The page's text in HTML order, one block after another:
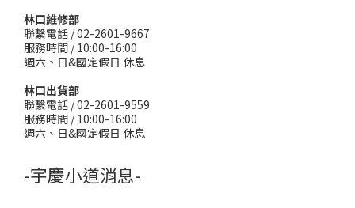
林口維修部
聯繫電話 / 02-2601-9667
服務時間 / 10:00-16:00
週六、日&國定假日 休息
林口出貨部
聯繫電話 / 02-2601-9559
服務時間 / 10:00-16:00
週六、日&國定假日 休息
-宇慶小道消息-